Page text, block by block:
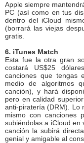
Apple siempre
PC (así como en tus
dentro del iCloud
(borrará las viejas
gratis.
6. iTunes Match
Esta fue la otra gran
costará US$25
canciones que tengas
medio de algoritmos
canción), y hará
pero en calidad
anti-piratería (DRM). Lo
mismo con canciones
subiéndolas a iCloud en
canción la subirá
genial y amigable al